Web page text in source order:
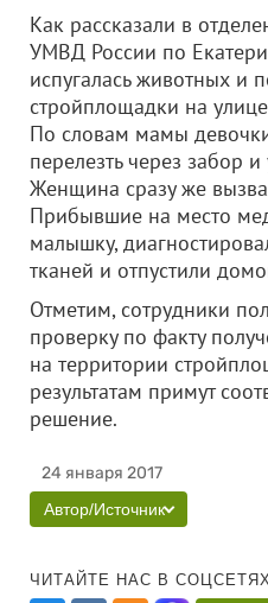
Как рассказали в
УМВД России по
испугалась животных и
стройплощадки на
По словам мамы
перелезть через забор
Женщина сразу же
Прибывшие на место
малышку,
тканей и отпустили
Отметим, сотрудники
проверку по факту
на территории
результатам примут
решение.
24 января 2017
Автор/Источник
ЧИТАЙТЕ НАС В